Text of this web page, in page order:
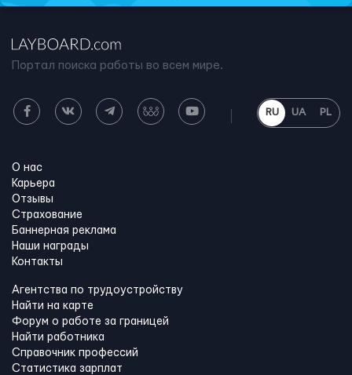
Портал поиска работы во всем мире.
RU UA PL
О нас
Карьера
Отзывы
Страхование
Баннерная реклама
Наши награды
Контакты
Агентства по трудоустройству
Найти на карте
Форум о работе за границей
Найти работника
Справочник профессий
Статистика зарплат